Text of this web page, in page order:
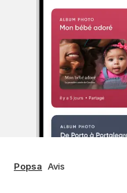
Popsa Avis